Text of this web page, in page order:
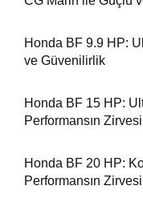
Honda BF 9.9 HP:
ve Güvenilirlik
Honda BF 15 HP:
Performansın Zirvesi
Honda BF 20 HP:
Performansın Zirvesi